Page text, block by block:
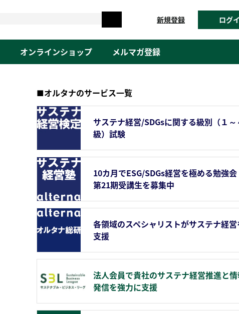
新規登録 ログ
オンラインショップ メルマガ登録
■オルタナのサービス一覧
サステナ経営/SDGsに関する級別（１～
級）試験
10カ月でESG/SDGs経営を極める勉強
第21期受講生を募集中
各領域のスペシャリストがサステナ経
支援
法人会員で貴社のサステナ経営推進と
発信を強力に支援